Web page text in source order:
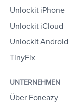
Unlockit iPhone
Unlockit iCloud
Unlockit Android
TinyFix
UNTERNEHMEN
Über Foneazy